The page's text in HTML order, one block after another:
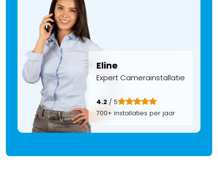
Eline
Expert Camerainstallatie
4.2 / 5
700+ installaties per jaar